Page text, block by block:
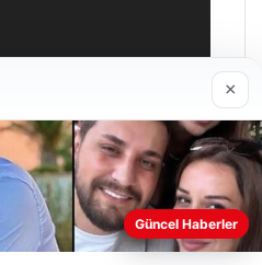
daha iyi anlayabilmek,
geliştirmek amacıyla çerezler
×
Güncel Haberler